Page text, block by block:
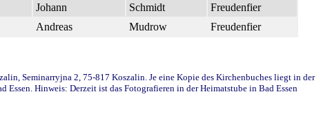
Johann Schmidt
Freudenfier
Andreas Mudrow Freudenfier
Seminarryjna 2, 75-817 Koszalin. Je eine Kopie des Kirchenbuches liegt in der
Hinweis: Derzeit ist das Fotografieren in der Heimatstube in Bad Essen